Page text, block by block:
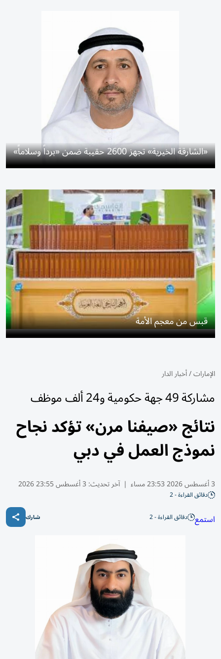
«الشارقة الخيرية» تجهز 2600 حقيبة ضمن «برداً وسلاماً»
قبس من معجم الأمة
الإمارات/أخبار الدار
مشاركة 49 جهة حكومية و24 ألف موظف
نتائج «صيفنا مرن» تؤكد نجاح
نموذج العمل في دبي
3 أغسطس 2026 23:53 مساء | آخر تحديث: 3 أغسطس 23:55 2026
دقائق القراءة - 2
استمع دقائق القراءة - 2 شارك